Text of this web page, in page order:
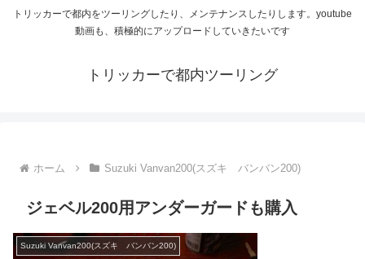
トリッカーで都内をツーリングしたり、メンテナンスしたりします。youtube
動画も、積極的にアップロードしていきたいです
トリッカーで都内ツーリング
ホーム Suzuki Vanvan200(スズキ バンバン200)
ジェベル200用アンダーガードも購入
Suzuki Vanvan200(スズキ バンバン200)